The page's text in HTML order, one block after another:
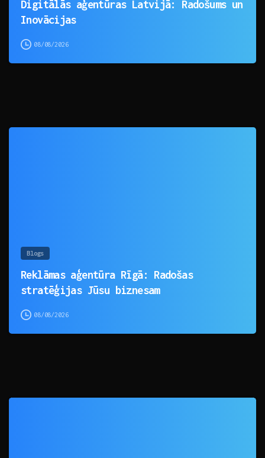
Digitālās aģentūras Latvijā: Radošums un
Inovācijas
08/08/2026
Blogs
Reklāmas aģentūra Rīgā: Radošas
stratēģijas Jūsu biznesam
08/08/2026